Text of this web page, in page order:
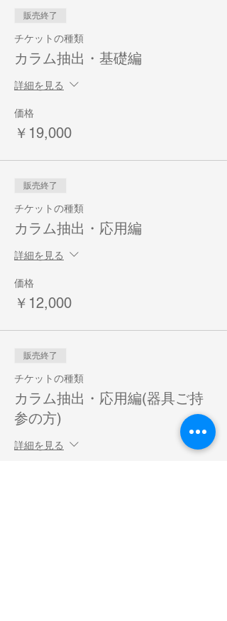
販売終了
チケットの種類
カラム抽出・基礎編
詳細を見る
価格
￥19,000
販売終了
チケットの種類
カラム抽出・応用編
詳細を見る
価格
￥12,000
販売終了
チケットの種類
カラム抽出・応用編(器具ご持
参の方)
詳細を見る